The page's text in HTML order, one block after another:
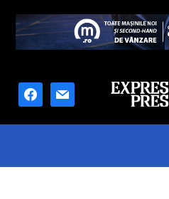
facebook
mail